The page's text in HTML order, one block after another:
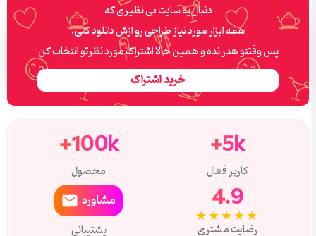
دنبال یه سایت بی نظیری که
همه ابزار مورد نیاز طراحی رو ازش دانلود کنی،
پس وقتتو هدر نده و همین حالا اشتراک مورد نظرتو انتخاب کن
خرید اشتراک
5k+
کاربر فعال
100k+
محصول
4.9
★★★★★
رضایت مشتری
مشاوره
پشتیبانی